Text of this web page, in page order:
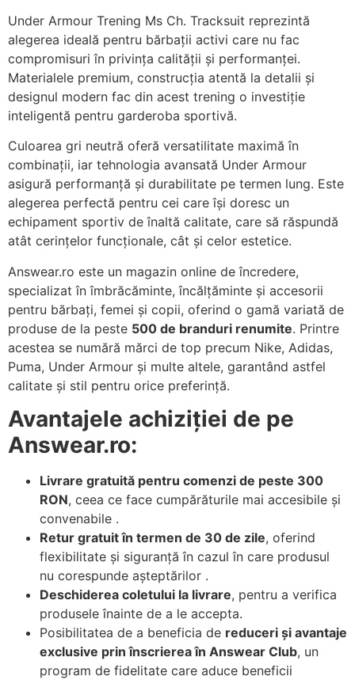
Under Armour Trening Ms Ch. Tracksuit reprezintă
alegerea ideală pentru bărbații activi care nu fac
compromisuri în privința calității și performanței.
Materialele premium, construcția atentă la detalii și
designul modern fac din acest trening o investiție
inteligentă pentru garderoba sportivă.
Culoarea gri neutră oferă versatilitate maximă în
combinații, iar tehnologia avansată Under Armour
asigură performanță și durabilitate pe termen lung. Este
alegerea perfectă pentru cei care își doresc un
echipament sportiv de înaltă calitate, care să răspundă
atât cerințelor funcționale, cât și celor estetice.
Answear.ro este un magazin online de încredere,
specializat în îmbrăcăminte, încălțăminte și accesorii
pentru bărbați, femei și copii, oferind o gamă variată de
produse de la peste 500 de branduri renumite. Printre
acestea se numără mărci de top precum Nike, Adidas,
Puma, Under Armour și multe altele, garantând astfel
calitate și stil pentru orice preferință.
Avantajele achiziției de pe
Answear.ro:
Livrare gratuită pentru comenzi de peste 300
RON, ceea ce face cumpărăturile mai accesibile și
convenabile .
Retur gratuit în termen de 30 de zile, oferind
flexibilitate și siguranță în cazul în care produsul
nu corespunde așteptărilor .
Deschiderea coletului la livrare, pentru a verifica
produsele înainte de a le accepta.
Posibilitatea de a beneficia de reduceri și avantaje
exclusive prin înscrierea în Answear Club, un
program de fidelitate care aduce beneficii